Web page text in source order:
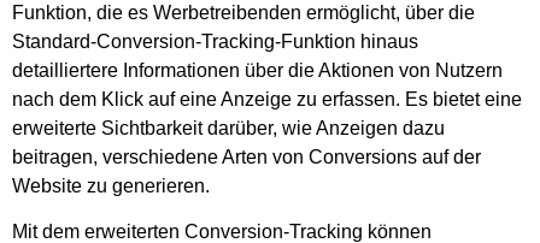
Funktion, die es Werbetreibenden ermöglicht, über die
Standard-Conversion-Tracking-Funktion hinaus
detailliertere Informationen über die Aktionen von Nutzern
nach dem Klick auf eine Anzeige zu erfassen. Es bietet eine
erweiterte Sichtbarkeit darüber, wie Anzeigen dazu
beitragen, verschiedene Arten von Conversions auf der
Website zu generieren.
Mit dem erweiterten Conversion-Tracking können